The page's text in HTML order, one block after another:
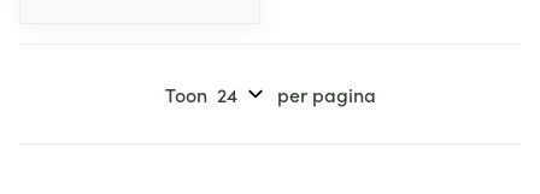
Toon per pagina